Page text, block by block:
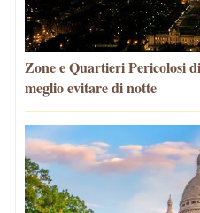
Zone e Quartieri Pericolosi
meglio evitare di notte